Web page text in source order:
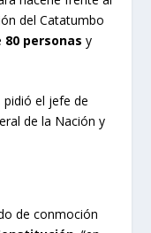
del Catatumbo
80 personas y
pidió el jefe de
de la Nación y
de conmoción